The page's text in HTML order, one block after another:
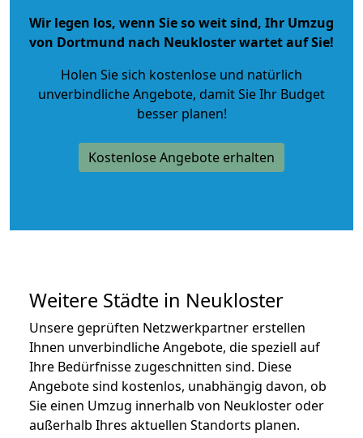
Wir legen los, wenn Sie so weit sind, Ihr Umzug
von Dortmund nach Neukloster wartet auf Sie!
Holen Sie sich kostenlose und natürlich
unverbindliche Angebote, damit Sie Ihr Budget
besser planen!
Kostenlose Angebote erhalten
Weitere Städte in Neukloster
Unsere geprüften Netzwerkpartner erstellen
Ihnen unverbindliche Angebote, die speziell auf
Ihre Bedürfnisse zugeschnitten sind. Diese
Angebote sind kostenlos, unabhängig davon, ob
Sie einen Umzug innerhalb von Neukloster oder
außerhalb Ihres aktuellen Standorts planen.